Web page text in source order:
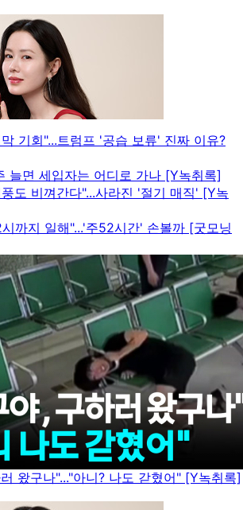
기회"...트럼프 '공습 보류' 진짜 이유?
늘면 세입자는 어디로 가나 [Y녹취록]
도 비껴간다"...사라진 '절기 매직' [Y녹
까지 일해"...'주52시간' 손볼까 [굿모닝
왔구나"..."아니? 나도 갇혔어" [Y녹취록]